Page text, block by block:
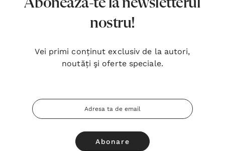
nostru!
Vei primi conținut exclusiv de la autori,
noutăți şi oferte speciale.
Adresa
Email